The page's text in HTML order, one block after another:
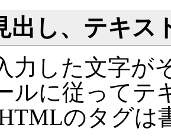
出し、テキス
力した文字が
ルに従ってテ
のタグは